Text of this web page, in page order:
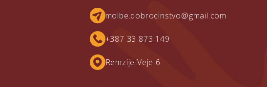
molbe.dobrocinstvo@gmail.com
+387 33 873 149
Remzije Veje 6